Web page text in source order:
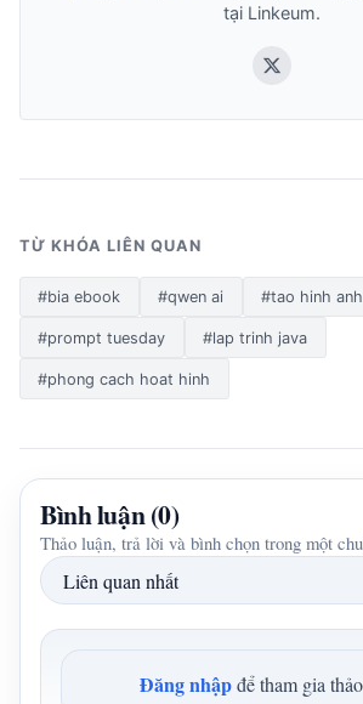
tại Linkeum.
TỪ KHÓA LIÊN QUAN
#bia ebook #qwen ai #tao hinh
#prompt tuesday #lap trinh java
#phong cach hoat hinh
Bình luận (0)
Thảo luận, trả lời và bình chọn trong một
Đăng nhậpđể tham gia